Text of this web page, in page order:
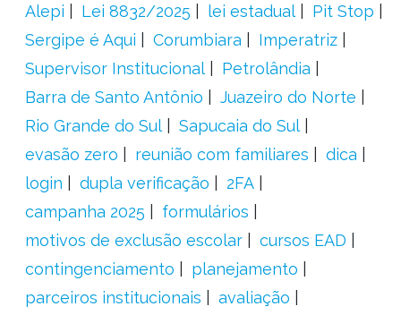
Alepi
Lei 8832/2025 lei estadual
Pit Stop
Sergipe é Aqui
Corumbiara
Imperatriz
Supervisor Institucional
Petrolândia
Barra de Santo Antônio
Juazeiro do Norte
Rio Grande do Sul
Sapucaia do Sul
evasão zero
reunião com familiares
dica
login
dupla verificação
2FA
campanha 2025
formulários
motivos de exclusão escolar
cursos EAD
contingenciamento
planejamento
parceiros institucionais
avaliação